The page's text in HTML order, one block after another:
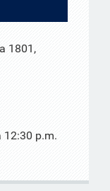
1801,
12:30 p.m.